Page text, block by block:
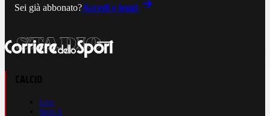
Sei già abbonato?Accedi e leggi
Live
Serie A